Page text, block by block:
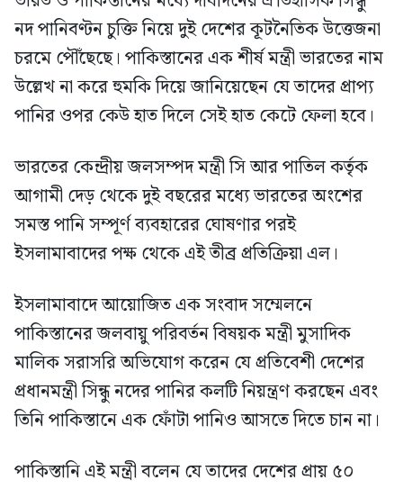
নদ পানিবণ্টন চুক্তি নিয়ে দুই দেশের কূটনৈতিক উত্তেজনা
চরমে পৌঁছেছে। পাকিস্তানের এক শীর্ষ মন্ত্রী ভারতের নাম
উল্লেখ না করে হুমকি দিয়ে জানিয়েছেন যে তাদের প্রাপ্য
পানির ওপর কেউ হাত দিলে সেই হাত কেটে ফেলা হবে।
ভারতের কেন্দ্রীয় জলসম্পদ মন্ত্রী সি আর পাতিল কর্তৃক
আগামী দেড় থেকে দুই বছরের মধ্যে ভারতের অংশের
সমস্ত পানি সম্পূর্ণ ব্যবহারের ঘোষণার পরই
ইসলামাবাদের পক্ষ থেকে এই তীব্র প্রতিক্রিয়া এল।
ইসলামাবাদে আয়োজিত এক সংবাদ সম্মেলনে
পাকিস্তানের জলবায়ু পরিবর্তন বিষয়ক মন্ত্রী মুসাদিক
মালিক সরাসরি অভিযোগ করেন যে প্রতিবেশী দেশের
প্রধানমন্ত্রী সিন্ধু নদের পানির কলটি নিয়ন্ত্রণ করছেন এবং
তিনি পাকিস্তানে এক ফোঁটা পানিও আসতে দিতে চান না।
পাকিস্তানি এই মন্ত্রী বলেন যে তাদের দেশের প্রায় ৫০